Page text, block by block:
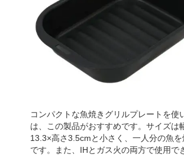
コンパクトな魚焼きグリルプレートを使
は、この製品がおすすめです。サイズは
13.3×高さ3.5cmと小さく、一人分の魚を
です。また、IHとガス火の両方で使用で